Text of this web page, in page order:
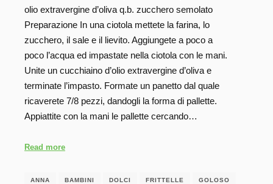
olio extravergine d’oliva q.b. zucchero semolato
Preparazione In una ciotola mettete la farina, lo
zucchero, il sale e il lievito. Aggiungete a poco a
poco l’acqua ed impastate nella ciotola con le mani.
Unite un cucchiaino d’olio extravergine d’oliva e
terminate l’impasto. Formate un panetto dal quale
ricaverete 7/8 pezzi, dandogli la forma di pallette.
Appiattite con la mani le pallette cercando…
Read more
ANNA BAMBINI DOLCI FRITTELLE GOLOSO